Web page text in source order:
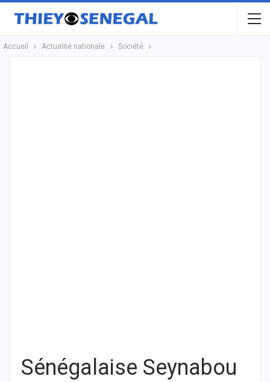
Accueil Actualité nationale Société
Sénégalaise Seynabou